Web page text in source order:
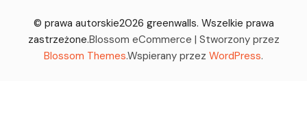
© prawa autorskie2026 greenwalls. Wszelkie prawa
zastrzeżone.Blossom eCommerce | Stworzony przez
Blossom Themes.Wspierany przez WordPress.